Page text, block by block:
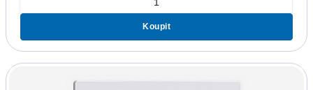
Koupit